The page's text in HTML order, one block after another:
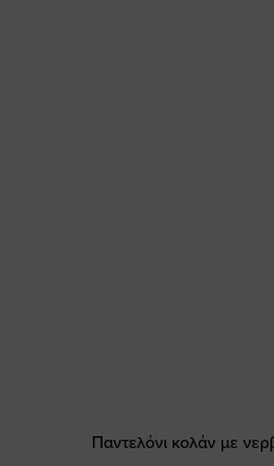
Παντελόνι κολάν με